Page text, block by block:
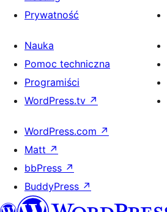
Prywatność
Nauka
Pomoc techniczna
Programiści
WordPress.tv ↗
WordPress.com ↗
Matt ↗
bbPress ↗
BuddyPress ↗